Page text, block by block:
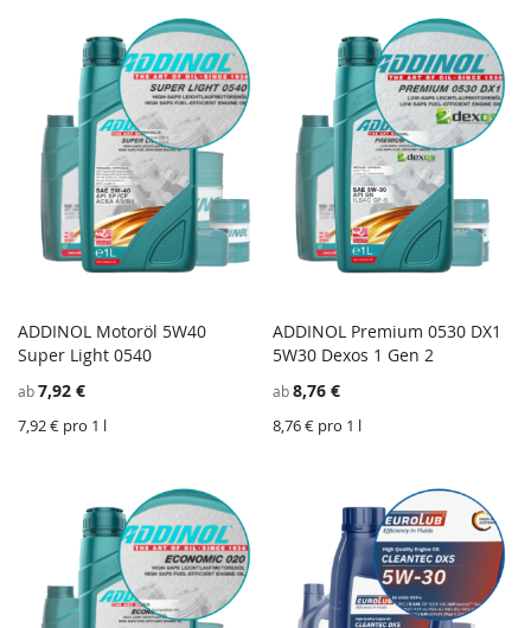
In den Einkaufswagen
ZU
HINZUFÜGEN
VERGLEICHSLISTE
HINZUFÜGEN
ADDINOL Motoröl 5W40
Super Light 0540
ab7,92 €
7,92 € pro 1 l
In den Einkaufswagen
ADDINOL Premium 0530 DX1
5W30 Dexos 1 Gen 2
ab 8,76 €
8,76 € pro 1 l